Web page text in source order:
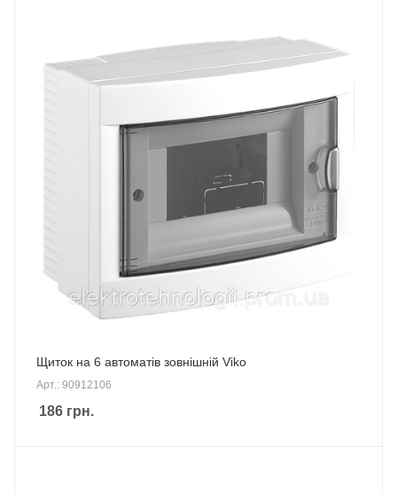
Щиток на 6 автоматів зовнішній Viko
Арт.: 90912106
186 грн.